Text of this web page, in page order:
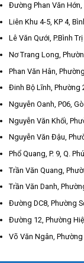
Đường Phan Văn Hớn,
Liên Khu 4-5, KP 4,
Lê Văn Qưới, P.Bình
Nơ Trang Long,
Phan Văn Hân,
Đinh Bộ Lĩnh, Phường
Nguyễn Oanh, P06,
Nguyễn Văn Khối,
Nguyễn Văn Đậu,
Phổ Quang, P. 9, Q.
Trần Văn Quang,
Trần Văn Danh,
Đường DC8, Phường
Đường 12, Phường
Võ Văn Ngân,